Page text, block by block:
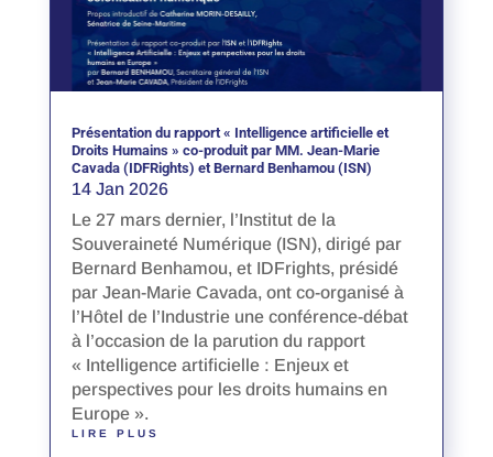
Présentation du rapport « Intelligence artificielle et
Droits Humains » co-produit par MM. Jean-Marie
Cavada (IDFRights) et Bernard Benhamou (ISN)
14 Jan 2026
Le 27 mars dernier, l’Institut de la
Souveraineté Numérique (ISN), dirigé par
Bernard Benhamou, et IDFrights, présidé
par Jean-Marie Cavada, ont co-organisé à
l’Hôtel de l’Industrie une conférence-débat
à l’occasion de la parution du rapport
« Intelligence artificielle : Enjeux et
perspectives pour les droits humains en
Europe ».
LIRE PLUS